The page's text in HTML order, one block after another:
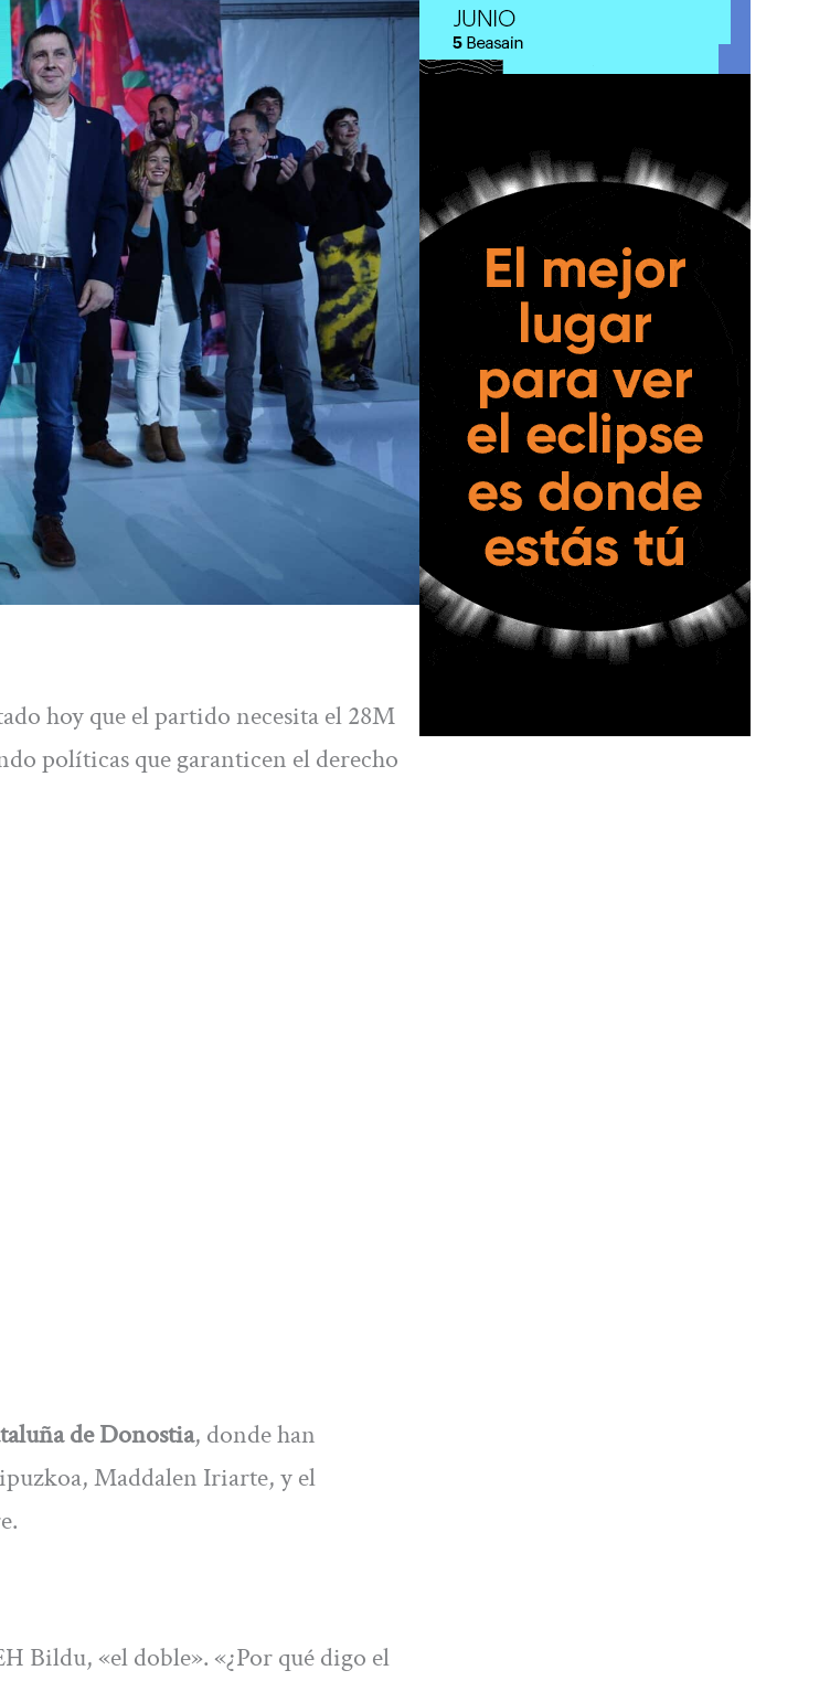
hoy que el partido necesita el 28M
políticas que garanticen el derecho
de Donostia, donde han
Maddalen Iriarte, y el
Bildu, «el doble». «¿Por qué digo el